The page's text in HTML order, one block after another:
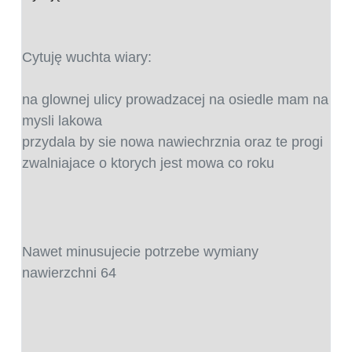
Cytuję wuchta wiary:
na glownej ulicy prowadzacej na osiedle mam na
mysli lakowa
przydala by sie nowa nawiechrznia oraz te progi
zwalniajace o ktorych jest mowa co roku
Nawet minusujecie potrzebe wymiany
nawierzchni 64